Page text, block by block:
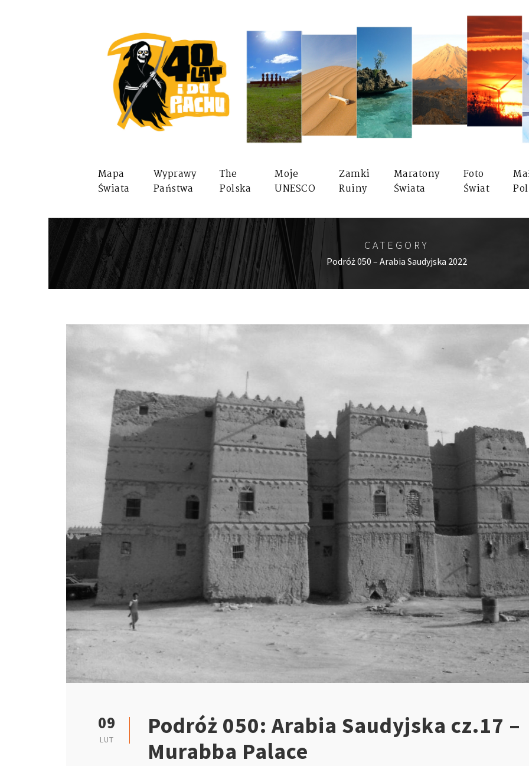
Mapa
Świata
Wyprawy
Państwa
The
Polska
Moje
UNESCO
Zamki
Ruiny
Maratony
Świata
Foto
Świat
CATEGORY
Podróż 050 – Arabia Saudyjska 2022
09
LUT
Podróż 050: Arabia Saudyjska cz.17 –
Murabba Palace